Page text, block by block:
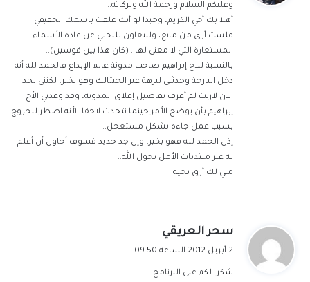
ل
وعليكم السلام ورحمة الله وبركاته..
أهلا بك أخي الكريم، وحبذا لو أنك علقت باسمك الحقيقي
فلست أرى من مانع، ولنتعاون للتخلي عن عادة الأسماء
المستعارة التي لا معنى لها.. (كان هذا بين قوسين)..
بالنسبة للاخ إبراهيم صاحب مدونة عالم الإبداع فالحمد لله أنه
دخل البارحة وحدثني لبرهة عبر الجيتالك وهو بخير، لكنني لحد
الان لازلت لم أعرف تفاصيل إغلاق المدونة، وقد وعدني الأخ
إبراهيم بأن يوضح الأمر حينما نتحدث لاحقا، لأنه اضطر للخروج
بسبب عمل جاءه بشكل مستعجل..
إذن الحمد لله فهو بخير، وإن جد جديد فسوف أحاول أن أعلم
به عبر منتديات الأمل بحول الله..
مني لك أرق تحية..
ي
ق
ل
سحر العريقي:
2 أبريل 2012 الساعة 09:50
شكرا لكم على البرنامج